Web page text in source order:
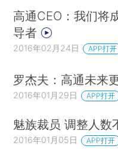
高通CEO：我们将
导者
2016年02月24日 APP打开
罗杰夫：高通未来
2016年01月29日 APP打开
魅族裁员 调整人数
2016年01月05日 APP打开